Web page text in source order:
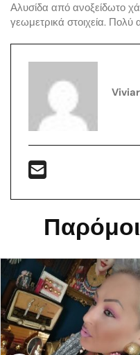
Αλυσίδα από ανοξείδωτο
γεωμετρικά στοιχεία. Πολύ